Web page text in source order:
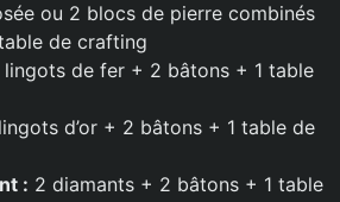
ou 2 blocs de pierre combinés
de crafting
lingots de fer + 2 bâtons + 1 table
d’or + 2 bâtons + 1 table de
: 2 diamants + 2 bâtons + 1 table